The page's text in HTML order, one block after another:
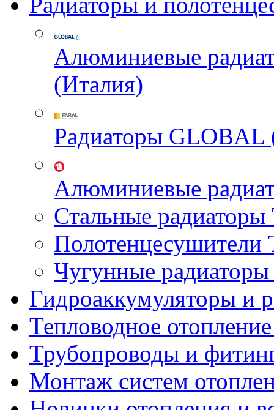
Алюминиевые
(Италия)
Радиаторы GLOBAL
Алюминиевые
Стальные
Чугунные
Гидроаккумуляторы и
Тепловодное
Трубопроводы и
Монтаж систем